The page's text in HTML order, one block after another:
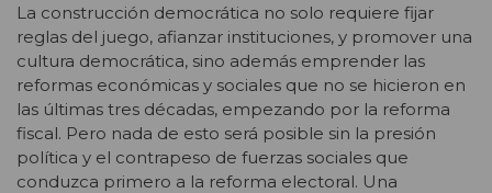
La construcción democrática no solo requiere fijar
reglas del juego, afianzar instituciones, y promover una
cultura democrática, sino además emprender las
reformas económicas y sociales que no se hicieron en
las últimas tres décadas, empezando por la reforma
fiscal. Pero nada de esto será posible sin la presión
política y el contrapeso de fuerzas sociales que
conduzca primero a la reforma electoral. Una